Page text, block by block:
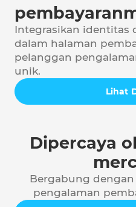
Integrasikan identitas
dalam halaman
pelanggan
unik.
Lihat
Dipercaya
Bergabung
pengalaman